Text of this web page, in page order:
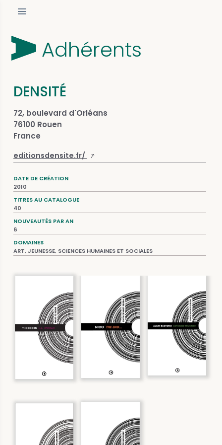
Adhérents
DENSITÉ
72, boulevard d'Orléans
76100 Rouen
France
editionsdensite.fr/
DATE DE CRÉATION
2010
TITRES AU CATALOGUE
40
NOUVEAUTÉS PAR AN
6
DOMAINES
ART, JEUNESSE, SCIENCES HUMAINES ET SOCIALES